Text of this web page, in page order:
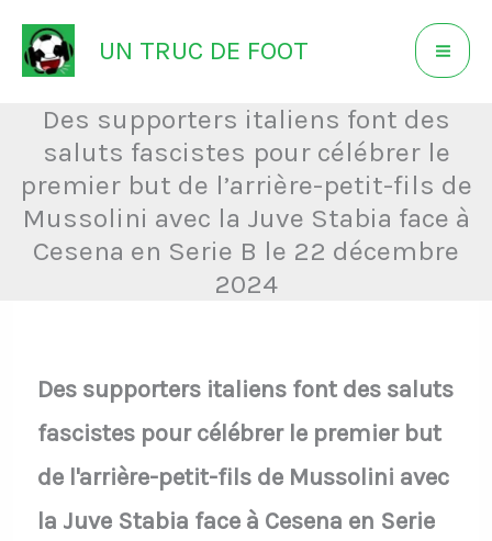
Aller
au
contenu
UN TRUC DE FOOT
Des supporters italiens font des
saluts fascistes pour célébrer le
premier but de l’arrière-petit-fils de
Mussolini avec la Juve Stabia face à
Cesena en Serie B le 22 décembre
2024
Des supporters italiens font des saluts
fascistes pour célébrer le premier but
de l'arrière-petit-fils de Mussolini avec
la Juve Stabia face à Cesena en Serie